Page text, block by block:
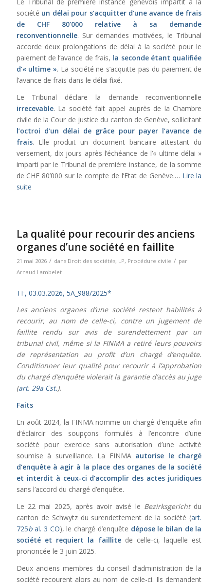
société un délai pour s’acquitter d’une avance de frais
de CHF 80’000 relative à sa demande
reconventionnelle. Sur demandes motivées, le Tribunal
accorde deux prolongations de délai à la société pour le
paiement de l’avance de frais, la seconde étant qualifiée
d’« ultime ». La société ne s’acquitte pas du paiement de
l’avance de frais dans le délai fixé.
Le Tribunal déclare la demande reconventionnelle
irrecevable. La société fait appel auprès de la Chambre
civile de la Cour de justice du canton de Genève, sollicitant
l’octroi d’un délai de grâce pour payer l’avance de
frais. Elle produit un document bancaire attestant du
versement, dix jours après l’échéance de l’« ultime délai »
imparti par le Tribunal de première instance, de la somme
de CHF 80’000 sur le compte de l’Etat de Genève.… Lire la
suite
La qualité pour recourir des anciens
organes d’une société en faillite
21 mai 2026 / dans Droit des sociétés, LP, Procédure civile / par
Arnaud Lambelet
TF, 03.03.2026, 5A_988/2025*
Les anciens organes d’une société restent habilités à
recourir, au nom de celle-ci, contre un jugement de
faillite rendu sur avis de surendettement par un
tribunal civil, même si la FINMA a retiré leurs pouvoirs
de représentation au profit d’un chargé d’enquête.
Conditionner leur qualité pour recourir à l’approbation
du chargé d’enquête violerait la garantie d’accès au juge
(art. 29a Cst.).
Faits
En août 2024, la FINMA nomme un chargé d’enquête afin
d’éclaircir des soupçons formulés à l’encontre d’une
société pour exercice sans autorisation d’une activité
soumise à surveillance. La FINMA autorise le chargé
d’enquête à agir à la place des organes de la société
et interdit à ceux-ci d’accomplir des actes juridiques
sans l’accord du chargé d’enquête.
Le 22 mai 2025, après avoir avisé le Bezirksgerichtdu
canton de Schwytz du surendettement de la société (art.
725bal. 3 CO), le chargé d’enquête dépose le bilan de la
société et requiert la faillitede celle-ci, laquelle est
prononcée le 3 juin 2025.
Deux anciens membres du conseil d’administration de la
société recourent alors au nom de celle-ci. Ils demandent